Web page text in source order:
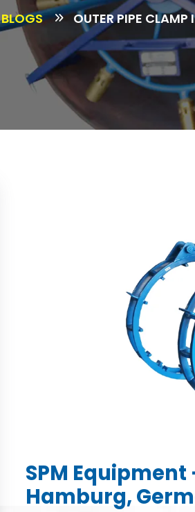
BLOGS OUTER PIPE
SPM
Hamburg,